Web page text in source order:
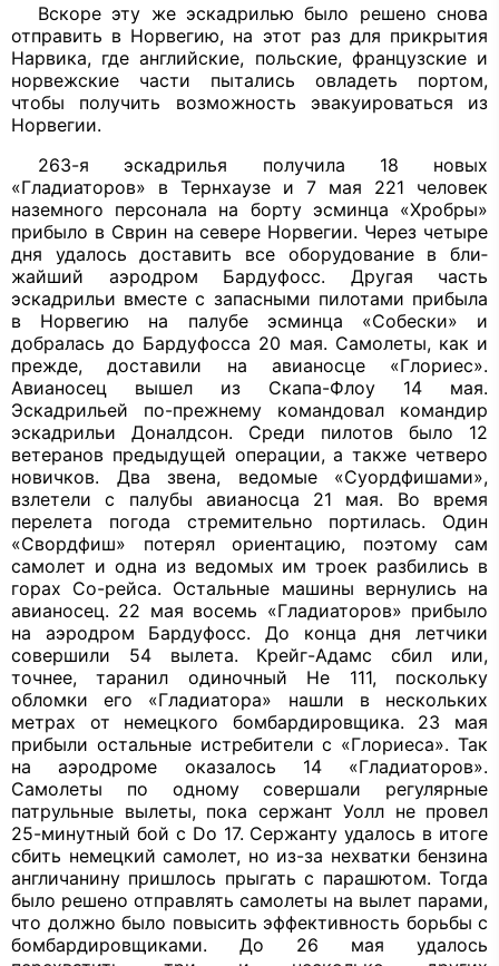
Вскоре эту же эскадрилью было ре­шено снова
отправить в Норвегию, на этот раз для прикрытия
Нарвика, где ан­глийские, польские, французские и
нор­вежские части пытались овладеть пор­том,
чтобы получить возможность эваку­ироваться из
Норвегии.
263-я эскадрилья получила 18 новых
«Гладиаторов» в Тернхаузе и 7 мая 221 человек
наземного персонала на борту эсминца «Хробры»
прибыло в Сврин на севере Норвегии. Через четыре
дня уда­лось доставить все оборудование в бли­
жайший аэродром Бардуфосс. Другая часть
эскадрильи вместе с запасными пилотами прибыла
в Норвегию на палу­бе эсминца «Собески» и
добралась до Бардуфосса 20 мая. Самолеты, как и
прежде, доставили на авианосце «Глориес».
Авианосец вышел из Скапа-Флоу 14 мая.
Эскадрильей по-прежнему командо­вал командир
эскадрильи Доналдсон. Среди пилотов было 12
ветеранов преды­дущей операции, а также четверо
нович­ков. Два звена, ведомые «Суордфишами»,
взлетели с палубы авианосца 21 мая. Во время
перелета погода стремительно пор­тилась. Один
«Свордфиш» потерял ори­ентацию, поэтому сам
самолет и одна из ведомых им троек разбились в
горах Co-рейса. Остальные машины вернулись на
авианосец. 22 мая восемь «Гладиаторов» прибыло
на аэродром Бардуфосс. До кон­ца дня летчики
совершили 54 вылета. Крейг-Адамс сбил или,
точнее, таранил одиночный Не 111, поскольку
обломки его «Гладиатора» нашли в нескольких
метрах от немецкого бомбардировщика. 23 мая
прибыли остальные истребители с «Глориеса». Так
на аэродроме оказа­лось 14 «Гладиаторов».
Самолеты по од­ному совершали регулярные
патрульные вылеты, пока сержант Уолл не провел
25-минутный бой с Do 17. Сержанту удалось в итоге
сбить немецкий самолет, но из-за нехватки бензина
англичанину пришлось прыгать с парашютом. Тогда
было реше­но отправлять самолеты на вылет пара­ми,
что должно было повысить эффектив­ность борьбы с
бомбардировщиками. До 26 мая удалось